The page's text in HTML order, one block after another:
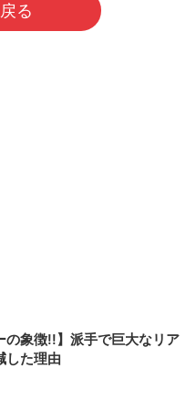
る
の象徴!!】派手で巨大なリア
した理由